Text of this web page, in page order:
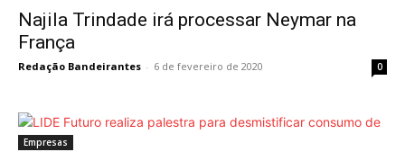
Najila Trindade irá processar Neymar na
França
Redação Bandeirantes - 6 de fevereiro de 2020 0
Empresas